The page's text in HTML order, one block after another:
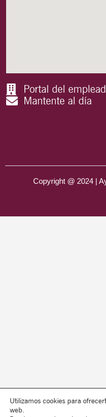
Portal del
Mantente al día
Copyright @ 2024 |
Utilizamos cookies para
web.